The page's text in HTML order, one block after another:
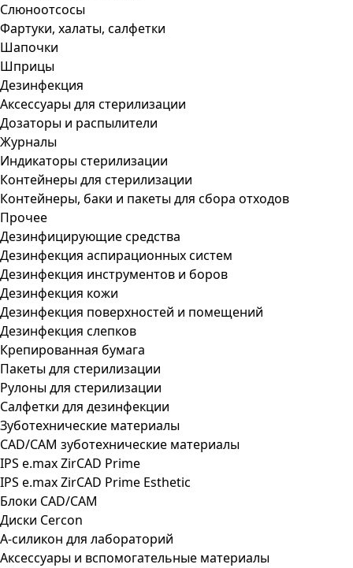
Слюноотсосы
Фартуки, халаты, салфетки
Шапочки
Шприцы
Дезинфекция
Аксессуары для стерилизации
Дозаторы и распылители
Журналы
Индикаторы стерилизации
Контейнеры для стерилизации
Контейнеры, баки и пакеты для сбора отходов
Прочее
Дезинфицирующие средства
Дезинфекция аспирационных систем
Дезинфекция инструментов и боров
Дезинфекция кожи
Дезинфекция поверхностей и помещений
Дезинфекция слепков
Крепированная бумага
Пакеты для стерилизации
Рулоны для стерилизации
Салфетки для дезинфекции
Зуботехнические материалы
CAD/CAM зуботехнические материалы
IPS e.max ZirCAD Prime
IPS e.max ZirCAD Prime Esthetic
Блоки CAD/CAM
Диски Cercon
А-силикон для лабораторий
Аксессуары и вспомогательные материалы